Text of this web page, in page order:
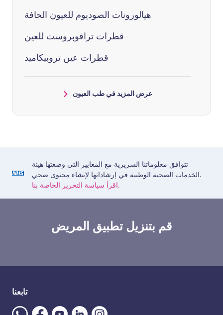
هيالورونات الصوديوم للعيون الجافة
قطرات ترافوبروست للعين
قطرات عين تروبيكاميد
عرض المزيد في طب العيون
تتوافق معلوماتنا السريرية مع المعايير التي وضعتها هيئة
الخدمات الصحية الوطنية في إرشاداتها لإنشاء محتوى صحي.
اقرأ سياسة التحرير الخاصة بنا.
قم بتنزيل تطبيق المريض
تابعنا